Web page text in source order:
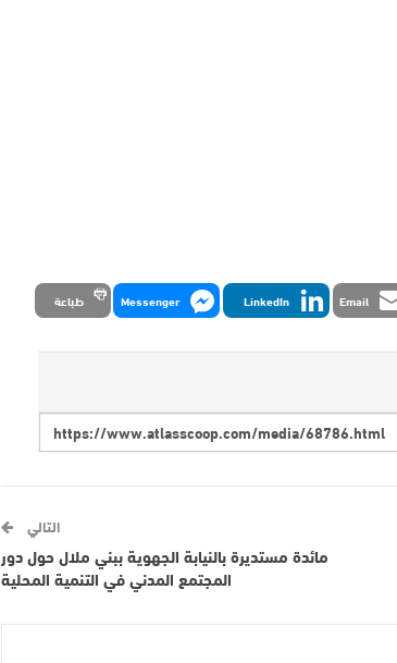
Email
LinkedIn
Messenger طباعة
التالي
مائدة مستديرة بالنيابة الجهوية ببني ملال حول دور
المجتمع المدني في التنمية المحلية